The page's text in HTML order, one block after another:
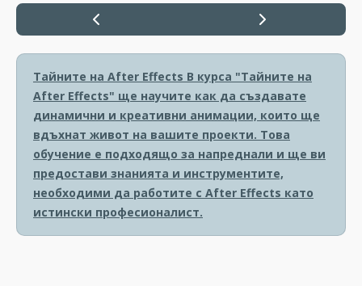
Тайните на After Effects В курса "Тайните на
After Effects" ще научите как да създавате
динамични и креативни анимации, които ще
вдъхнат живот на вашите проекти. Това
обучение е подходящо за напреднали и ще ви
предостави знанията и инструментите,
необходими да работите с After Effects като
истински професионалист.